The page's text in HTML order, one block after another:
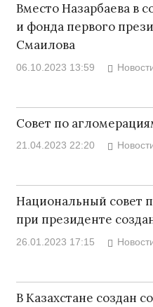
Вместо Назарбаева в
и фонда первого
Смаилова
06.10.2023 13:59
Совет по
21.04.2023 22:20
Национальный совет
при президенте
26.01.2023 17:15
В Казахстане создан